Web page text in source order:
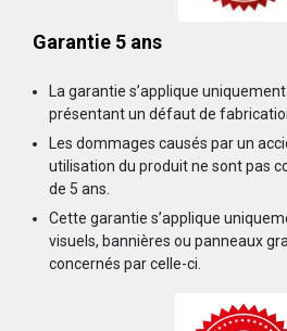
Garantie 5 ans
La garantie s’applique
présentant un défaut de
Les dommages causés par un
utilisation du produit ne sont pas
de 5 ans.
Cette garantie s’applique
visuels, bannières ou panneaux
concernés par celle-ci.